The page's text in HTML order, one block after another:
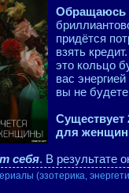
Обращаюсь
придётся
взять
это кольцо
вас
вы не
Существует
для
себя. В результате
(эзотерика,